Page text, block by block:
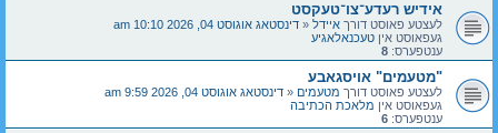
אידיש רעדע־צו־טעקסט
לעצטע פאוסט דורך איידל « דינסטאג אוגוסט 04, 2026 10:10 am
געפאוסט אין טעכנאלאגיע
ענטפערס: 8
"מטעמים" אויסגאבע
לעצטע פאוסט דורך מטעמים « דינסטאג אוגוסט 04, 2026 9:59 am
געפאוסט אין מלאכת הכתיבה
ענטפערס: 6